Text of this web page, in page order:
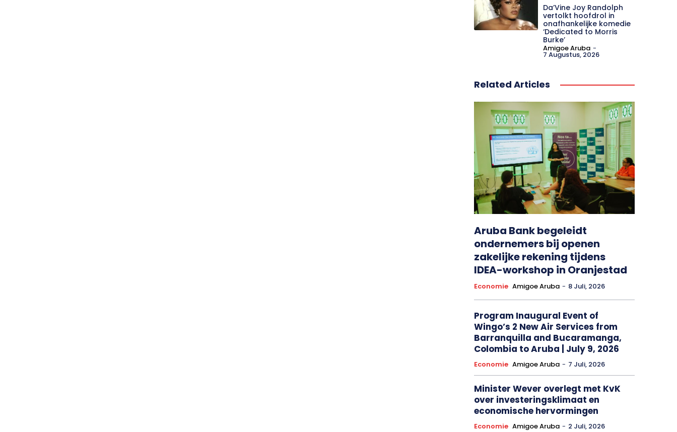
Da’Vine Joy Randolph
vertolkt hoofdrol in
onafhankelijke komedie
‘Dedicated to Morris
Burke’
Amigoe Aruba -
7 Augustus, 2026
Related Articles
Aruba Bank begeleidt
ondernemers bij openen
zakelijke rekening tijdens
IDEA-workshop in Oranjestad
Economie Amigoe Aruba - 8 Juli, 2026
Program Inaugural Event of
Wingo’s 2 New Air Services from
Barranquilla and Bucaramanga,
Colombia to Aruba | July 9, 2026
Economie Amigoe Aruba - 7 Juli, 2026
Minister Wever overlegt met KvK
over investeringsklimaat en
economische hervormingen
Economie Amigoe Aruba - 2 Juli, 2026